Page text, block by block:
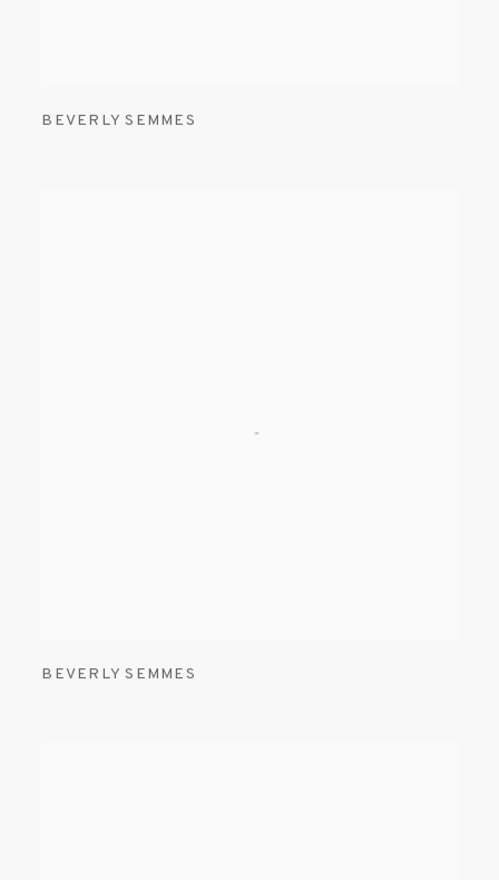
BEVERLY SEMMES
BEVERLY SEMMES